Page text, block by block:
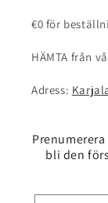
€0 för
HÄMTA från
Adress:
bli den